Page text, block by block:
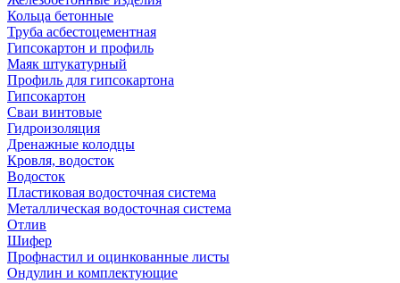
Кольца бетонные
Труба асбестоцементная
Гипсокартон и профиль
Маяк штукатурный
Профиль для гипсокартона
Гипсокартон
Сваи винтовые
Гидроизоляция
Дренажные колодцы
Кровля, водосток
Водосток
Пластиковая водосточная система
Металлическая водосточная система
Отлив
Шифер
Профнастил и оцинкованные листы
Ондулин и комплектующие